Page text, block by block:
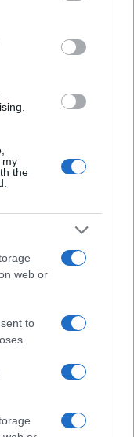
or more Google
including but
You may click to
third-party tags to
my
the
web or
to
sta per
è gratis: tre